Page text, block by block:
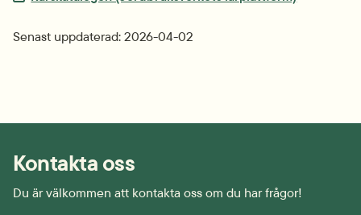
Senast uppdaterad: 2026-04-02
Kontakta oss
Du är välkommen att kontakta oss om du har frågor!